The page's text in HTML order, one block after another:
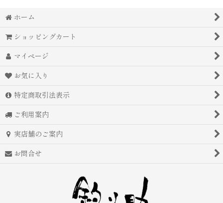
ホーム
ショッピングカート
マイページ
お気に入り
特定商取引法表示
ご利用案内
実店舗のご案内
お問合せ